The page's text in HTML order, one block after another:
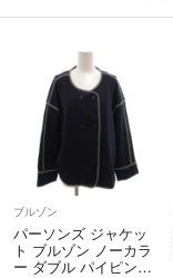
ブルゾン
パーソンズ ジャケッ
ト ブルゾン ノーカラ
ー ダブル パイピン